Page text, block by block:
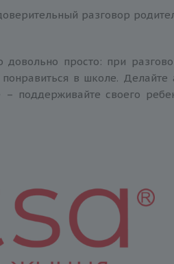
разговор
просто: при
в школе.
поддерживайте своего